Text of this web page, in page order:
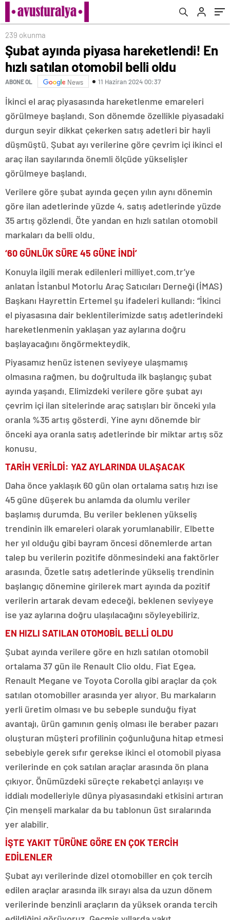
239 okunma
Şubat ayında piyasa hareketlendi! En
hızlı satılan otomobil belli oldu
ABONE OL News 11 Haziran 2024 00:37
İkinci el araç piyasasında hareketlenme emareleri
görülmeye başlandı. Son dönemde özellikle piyasadaki
durgun seyir dikkat çekerken satış adetleri bir hayli
düşmüştü. Şubat ayı verilerine göre çevrim içi ikinci el
araç ilan sayılarında önemli ölçüde yükselişler
görülmeye başlandı.
Verilere göre şubat ayında geçen yılın aynı dönemin
göre ilan adetlerinde yüzde 4, satış adetlerinde yüzde
35 artış gözlendi. Öte yandan en hızlı satılan otomobil
markaları da belli oldu.
‘60 GÜNLÜK SÜRE 45 GÜNE İNDİ’
Konuyla ilgili merak edilenleri milliyet.com.tr’ye
anlatan İstanbul Motorlu Araç Satıcıları Derneği (İMAS)
Başkanı Hayrettin Ertemel şu ifadeleri kullandı: “İkinci
el piyasasına dair beklentilerimizde satış adetlerindeki
hareketlenmenin yaklaşan yaz aylarına doğru
başlayacağını öngörmekteydik.
Piyasamız henüz istenen seviyeye ulaşmamış
olmasına rağmen, bu doğrultuda ilk başlangıç şubat
ayında yaşandı. Elimizdeki verilere göre şubat ayı
çevrim içi ilan sitelerinde araç satışları bir önceki yıla
oranla %35 artış gösterdi. Yine aynı dönemde bir
önceki aya oranla satış adetlerinde bir miktar artış söz
konusu.
TARİH VERİLDİ: YAZ AYLARINDA ULAŞACAK
Daha önce yaklaşık 60 gün olan ortalama satış hızı ise
45 güne düşerek bu anlamda da olumlu veriler
başlamış durumda. Bu veriler beklenen yükseliş
trendinin ilk emareleri olarak yorumlanabilir. Elbette
her yıl olduğu gibi bayram öncesi dönemlerde artan
talep bu verilerin pozitife dönmesindeki ana faktörler
arasında. Özetle satış adetlerinde yükseliş trendinin
başlangıç dönemine girilerek mart ayında da pozitif
verilerin artarak devam edeceği, beklenen seviyeye
ise yaz aylarına doğru ulaşılacağını söyleyebiliriz.
EN HIZLI SATILAN OTOMOBİL BELLİ OLDU
Şubat ayında verilere göre en hızlı satılan otomobil
ortalama 37 gün ile Renault Clio oldu. Fiat Egea,
Renault Megane ve Toyota Corolla gibi araçlar da çok
satılan otomobiller arasında yer alıyor. Bu markaların
yerli üretim olması ve bu sebeple sunduğu fiyat
avantajı, ürün gamının geniş olması ile beraber pazarı
oluşturan müşteri profilinin çoğunluğuna hitap etmesi
sebebiyle gerek sıfır gerekse ikinci el otomobil piyasa
verilerinde en çok satılan araçlar arasında ön plana
çıkıyor. Önümüzdeki süreçte rekabetçi anlayışı ve
iddialı modelleriyle dünya piyasasındaki etkisini artıran
Çin menşeli markalar da bu tablonun üst sıralarında
yer alabilir.
İŞTE YAKIT TÜRÜNE GÖRE EN ÇOK TERCİH
EDİLENLER
Şubat ayı verilerinde dizel otomobiller en çok tercih
edilen araçlar arasında ilk sırayı alsa da uzun dönem
verilerinde benzinli araçların da yüksek oranda tercih